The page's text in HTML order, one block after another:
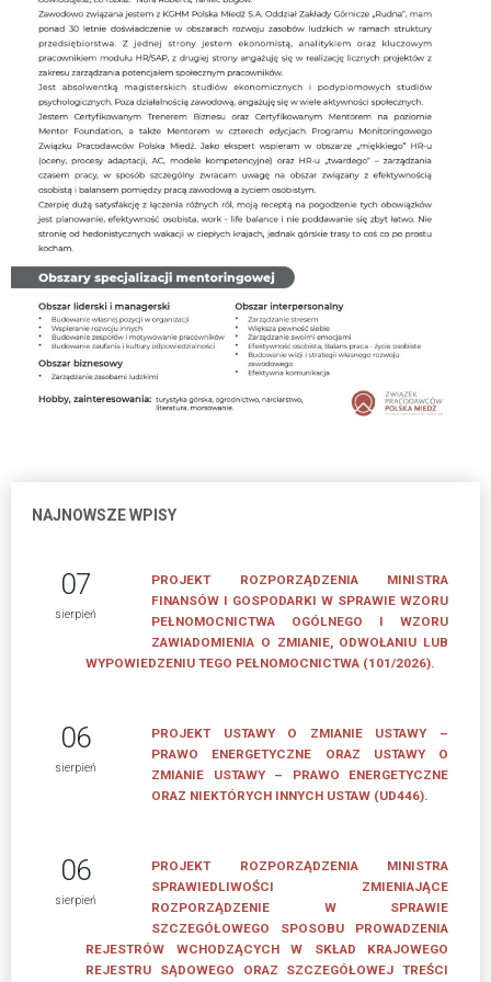
ZWIĄZKU;
REGULAMIN
ZGROMADZENIA
OGÓLNEGO
Regulamin
udziału
w
wydarzeniach
organizowanych
przez
Związek
Pracodawców
Polska
Miedź
ZWIĄZKU
RADA
WSTĄPIĆ
DO
DOKUMENTY
NAJNOWSZE WPISY
07
sierpień
PROJEKT ROZPORZĄDZENIA MINISTRA
FINANSÓW I GOSPODARKI W SPRAWIE WZORU
PEŁNOMOCNICTWA OGÓLNEGO I WZORU
ZAWIADOMIENIA O ZMIANIE, ODWOŁANIU LUB
WYPOWIEDZENIU TEGO PEŁNOMOCNICTWA (101/2026).
06
sierpień
PROJEKT USTAWY O ZMIANIE USTAWY –
PRAWO ENERGETYCZNE ORAZ USTAWY O
ZMIANIE USTAWY – PRAWO ENERGETYCZNE
ORAZ NIEKTÓRYCH INNYCH USTAW (UD446).
06
sierpień
PROJEKT ROZPORZĄDZENIA MINISTRA
SPRAWIEDLIWOŚCI ZMIENIAJĄCE
ROZPORZĄDZENIE W SPRAWIE
SZCZEGÓŁOWEGO SPOSOBU PROWADZENIA
REJESTRÓW WCHODZĄCYCH W SKŁAD KRAJOWEGO
REJESTRU SĄDOWEGO ORAZ SZCZEGÓŁOWEJ TREŚCI